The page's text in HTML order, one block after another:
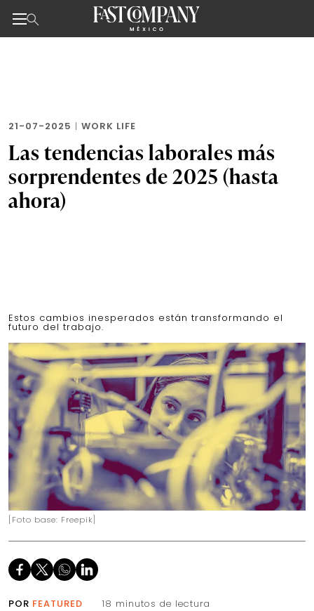
21-07-2025 | WORK LIFE
Las tendencias laborales más
sorprendentes de 2025 (hasta
ahora)
Estos cambios inesperados están transformando el
futuro del trabajo.
[Foto base: Freepik]
POR FEATURED 18 minutos de lectura